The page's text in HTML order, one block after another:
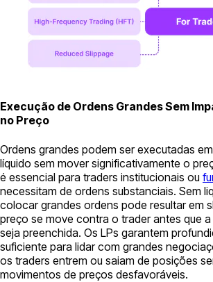
Execução de Ordens Grandes Sem
no Preço
Ordens grandes podem ser executadas
líquido sem mover significativamente o
é essencial para traders institucionais ou
necessitam de ordens substanciais. Sem
colocar grandes ordens pode resultar em
preço se move contra o trader antes que
seja preenchida. Os LPs garantem
suficiente para lidar com grandes
os traders entrem ou saiam de posições
movimentos de preços desfavoráveis.